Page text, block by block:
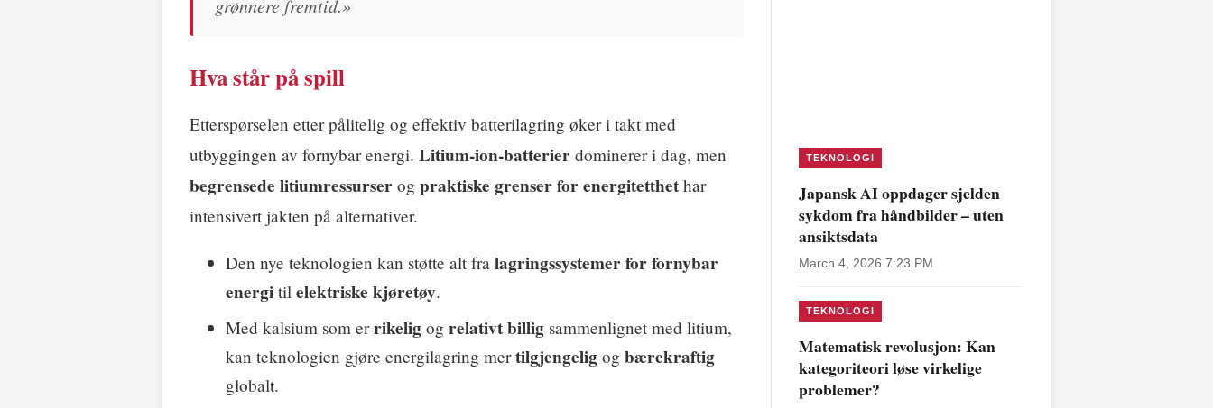
grønnere fremtid.»
Hva står på spill
Etterspørselen etter pålitelig og effektiv batterilagring øker i takt med
utbyggingen av fornybar energi. Litium‑ion‑batterier dominerer i dag, men
begrensede litiumressurser og praktiske grenser for energitetthet har
intensivert jakten på alternativer.
Den nye teknologien kan støtte alt fra lagringssystemer for fornybar
energi til elektriske kjøretøy.
Med kalsium som errikelig og relativt billig sammenlignet med litium,
kan teknologien gjøre energilagring mertilgjengelig og bærekraftig
globalt.
TEKNOLOGI
Japansk AI oppdager sjelden
sykdom fra håndbilder – uten
ansiktsdata
March 4, 2026 7:23 PM
TEKNOLOGI
Matematisk revolusjon: Kan
kategoriteori løse virkelige
problemer?